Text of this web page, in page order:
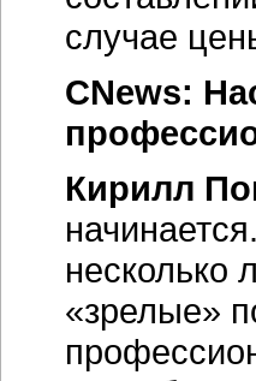
случае
CNews:
Кирилл
несколько
«зрелые»